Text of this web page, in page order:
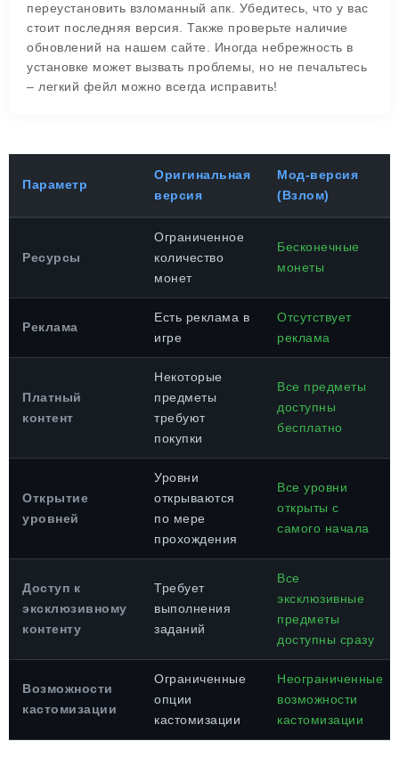
переустановить взломанный апк. Убедитесь, что у вас
стоит последняя версия. Также проверьте наличие
обновлений на нашем сайте. Иногда небрежность в
установке может вызвать проблемы, но не печальтесь
– легкий фейл можно всегда исправить!
Параметр
Оригинальная
версия
Мод-версия
(Взлом)
Ресурсы
Ограниченное
количество
монет
Бесконечные
монеты
Реклама
Есть реклама в
игре
Отсутствует
реклама
Платный
контент
Некоторые
предметы
требуют
покупки
Все предметы
доступны
бесплатно
Открытие
уровней
Уровни
открываются
по мере
прохождения
Все уровни
открыты с
самого начала
Доступ к
эксклюзивному
контенту
Требует
выполнения
заданий
Все
эксклюзивные
предметы
доступны сразу
Возможности
кастомизации
Ограниченные
опции
кастомизации
Неограниченные
возможности
кастомизации